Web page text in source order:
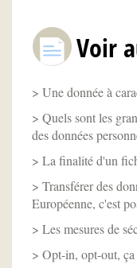
Voir
Une donnée à
Quels sont les
des données
La finalité d'un
Transférer des
Européenne, c'est
Les mesures de
Opt-in, opt-out,